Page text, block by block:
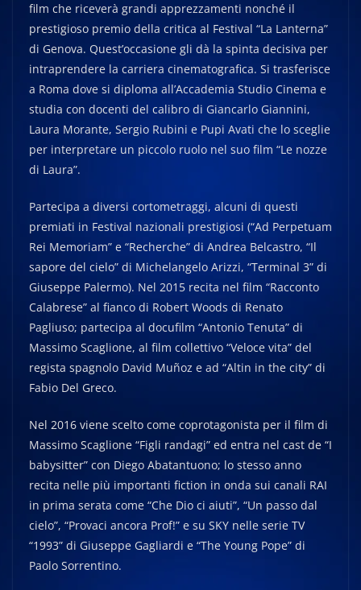
film che riceverà grandi apprezzamenti nonché il
prestigioso premio della critica al Festival “La Lanterna”
di Genova. Quest’occasione gli dà la spinta decisiva per
intraprendere la carriera cinematografica. Si trasferisce
a Roma dove si diploma all’Accademia Studio Cinema e
studia con docenti del calibro di Giancarlo Giannini,
Laura Morante, Sergio Rubini e Pupi Avati che lo sceglie
per interpretare un piccolo ruolo nel suo film “Le nozze
di Laura”.
Partecipa a diversi cortometraggi, alcuni di questi
premiati in Festival nazionali prestigiosi (“Ad Perpetuam
Rei Memoriam” e “Recherche” di Andrea Belcastro, “Il
sapore del cielo” di Michelangelo Arizzi, “Terminal 3” di
Giuseppe Palermo). Nel 2015 recita nel film “Racconto
Calabrese” al fianco di Robert Woods di Renato
Pagliuso; partecipa al docufilm “Antonio Tenuta” di
Massimo Scaglione, al film collettivo “Veloce vita” del
regista spagnolo David Muñoz e ad “Altin in the city” di
Fabio Del Greco.
Nel 2016 viene scelto come coprotagonista per il film di
Massimo Scaglione “Figli randagi” ed entra nel cast de “I
babysitter” con Diego Abatantuono; lo stesso anno
recita nelle più importanti fiction in onda sui canali RAI
in prima serata come “Che Dio ci aiuti”, “Un passo dal
cielo”, “Provaci ancora Prof!” e su SKY nelle serie TV
“1993” di Giuseppe Gagliardi e “The Young Pope” di
Paolo Sorrentino.